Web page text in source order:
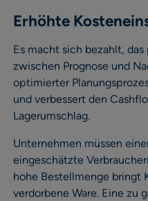
Erhöhte
Es macht sich bezahlt,
zwischen Prognose und
optimierter
und verbessert den
Lagerumschlag.
Unternehmen müssen
eingeschätzte
hohe Bestellmenge bringt
verdorbene Ware. Eine zu